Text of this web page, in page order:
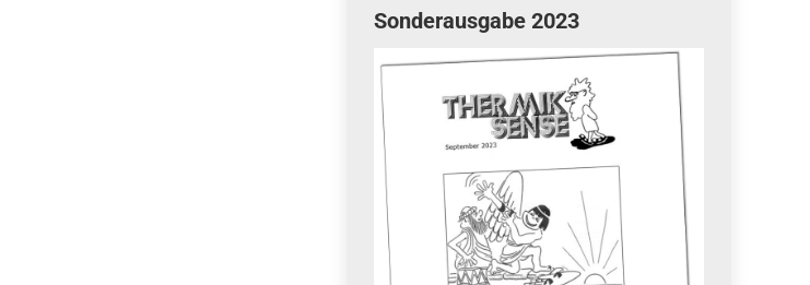
Sonderausgabe 2023
Quicklinks
News
Termine